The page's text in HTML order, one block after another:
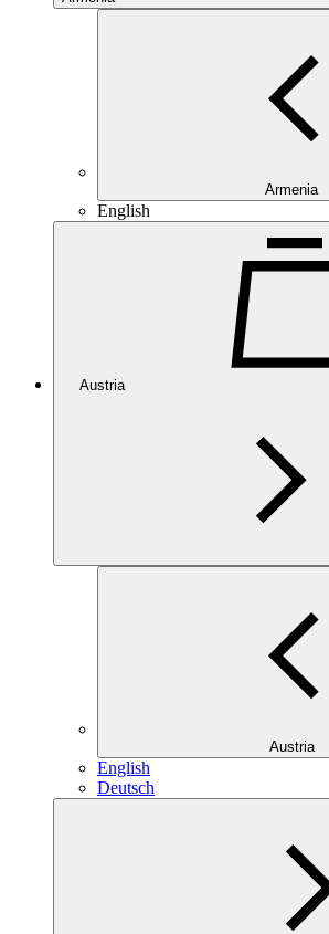
Armenia
English
Austria
Austria
English
Deutsch